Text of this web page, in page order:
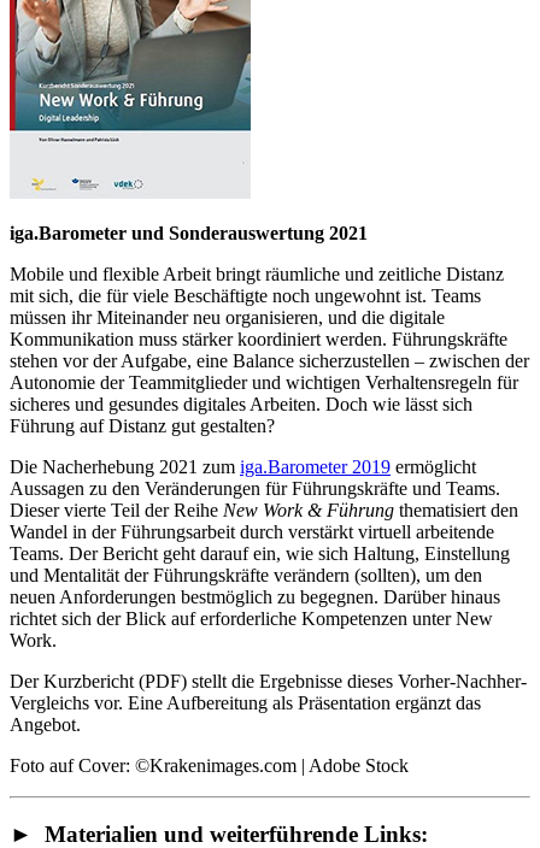
iga.Barometer und Sonderauswertung 2021
Mobile und flexible Arbeit bringt räumliche und zeitliche Distanz
mit sich, die für viele Beschäftigte noch ungewohnt ist. Teams
müssen ihr Miteinander neu organisieren, und die digitale
Kommunikation muss stärker koordiniert werden. Führungskräfte
stehen vor der Aufgabe, eine Balance sicherzustellen – zwischen der
Autonomie der Teammitglieder und wichtigen Verhaltensregeln für
sicheres und gesundes digitales Arbeiten. Doch wie lässt sich
Führung auf Distanz gut gestalten?
Die Nacherhebung 2021 zum iga.Barometer 2019 ermöglicht
Aussagen zu den Veränderungen für Führungskräfte und Teams.
Dieser vierte Teil der Reihe New Work & Führung thematisiert den
Wandel in der Führungsarbeit durch verstärkt virtuell arbeitende
Teams. Der Bericht geht darauf ein, wie sich Haltung, Einstellung
und Mentalität der Führungskräfte verändern (sollten), um den
neuen Anforderungen bestmöglich zu begegnen. Darüber hinaus
richtet sich der Blick auf erforderliche Kompetenzen unter New
Work.
Der Kurzbericht (PDF) stellt die Ergebnisse dieses Vorher-Nachher-
Vergleichs vor. Eine Aufbereitung als Präsentation ergänzt das
Angebot.
Foto auf Cover: ©Krakenimages.com | Adobe Stock
► Materialien und weiterführende Links: